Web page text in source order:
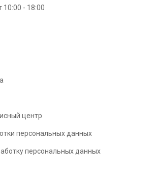
10:00 - 18:00
центр
персональных данных
персональных данных